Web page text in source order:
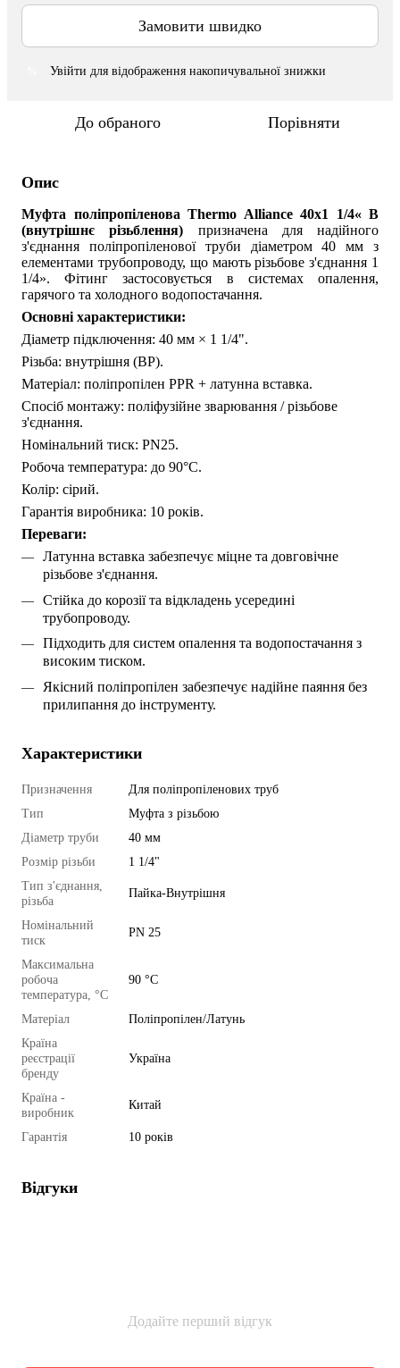
Замовити швидко
Увійти для відображення накопичувальної знижки
До обраного Порівняти
Опис
Муфта поліпропіленова Thermo Alliance 40х1 1/4« В
(внутрішнє різьблення) призначена для надійного
з'єднання поліпропіленової труби діаметром 40 мм з
елементами трубопроводу, що мають різьбове з'єднання 1
1/4». Фітинг застосовується в системах опалення,
гарячого та холодного водопостачання.
Основні характеристики:
Діаметр підключення: 40 мм × 1 1/4".
Різьба: внутрішня (ВР).
Матеріал: поліпропілен PPR + латунна вставка.
Спосіб монтажу: поліфузійне зварювання / різьбове
з'єднання.
Номінальний тиск: PN25.
Робоча температура: до 90°C.
Колір: сірий.
Гарантія виробника: 10 років.
Переваги:
Латунна вставка забезпечує міцне та довговічне
різьбове з'єднання.
Стійка до корозії та відкладень усередині
трубопроводу.
Підходить для систем опалення та водопостачання з
високим тиском.
Якісний поліпропілен забезпечує надійне паяння без
прилипання до інструменту.
Характеристики
Призначення
Для поліпропіленових труб
Тип
Муфта з різьбою
Діаметр труби
40 мм
Розмір різьби
1 1/4"
Тип з'єднання,
різьба
Пайка-Внутрішня
Номінальний
тиск
PN 25
Максимальна
робоча
температура, °C
90 °C
Матеріал
Поліпропілен/Латунь
Країна
реєстрації
бренду
Україна
Країна -
виробник
Китай
Гарантія 10 років
Відгуки
Додайте перший відгук